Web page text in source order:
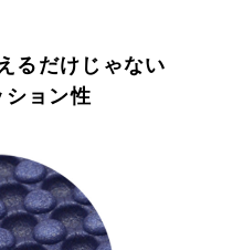
るだけじゃない
ション性